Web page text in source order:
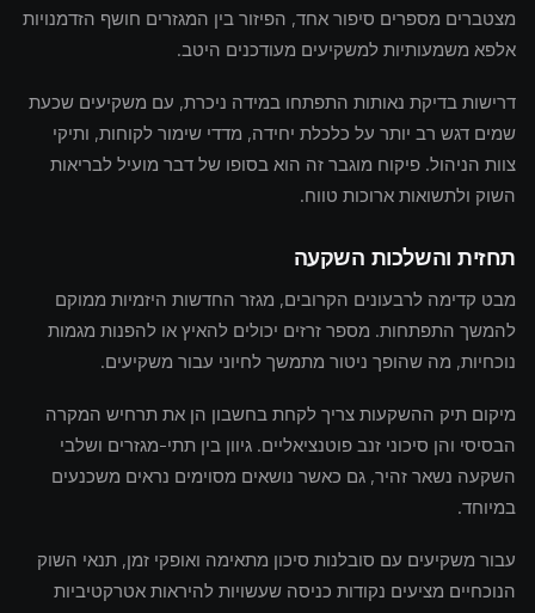
מצטברים מספרים סיפור אחד, הפיזור בין המגזרים חושף הזדמנויות
אלפא משמעותיות למשקיעים מעודכנים היטב.
דרישות בדיקת נאותות התפתחו במידה ניכרת, עם משקיעים שכעת
שמים דגש רב יותר על כלכלת יחידה, מדדי שימור לקוחות, ותיקי
צוות הניהול. פיקוח מוגבר זה הוא בסופו של דבר מועיל לבריאות
השוק ולתשואות ארוכות טווח.
תחזית והשלכות השקעה
מבט קדימה לרבעונים הקרובים, מגזר החדשות היזמיות ממוקם
להמשך התפתחות. מספר זרזים יכולים להאיץ או להפנות מגמות
נוכחיות, מה שהופך ניטור מתמשך לחיוני עבור משקיעים.
מיקום תיק ההשקעות צריך לקחת בחשבון הן את תרחיש המקרה
הבסיסי והן סיכוני זנב פוטנציאליים. גיוון בין תתי-מגזרים ושלבי
השקעה נשאר זהיר, גם כאשר נושאים מסוימים נראים משכנעים
במיוחד.
עבור משקיעים עם סובלנות סיכון מתאימה ואופקי זמן, תנאי השוק
הנוכחיים מציעים נקודות כניסה שעשויות להיראות אטרקטיביות